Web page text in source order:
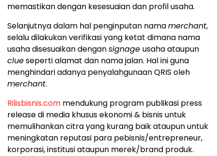
memastikan dengan kesesuaian dan profil usaha.
Selanjutnya dalam hal penginputan namamerchant,
selalu dilakukan verifikasi yang ketat dimana nama
usaha disesuaikan dengansignage usaha ataupun
clueseperti alamat dan nama jalan. Hal ini guna
menghindari adanya penyalahgunaan QRIS oleh
merchant.
Rilisbisnis.com mendukung program publikasi press
release di media khusus ekonomi & bisnis untuk
memulihankan citra yang kurang baik ataupun untuk
meningkatan reputasi para pebisnis/entrepreneur,
korporasi, institusi ataupun merek/brand produk.